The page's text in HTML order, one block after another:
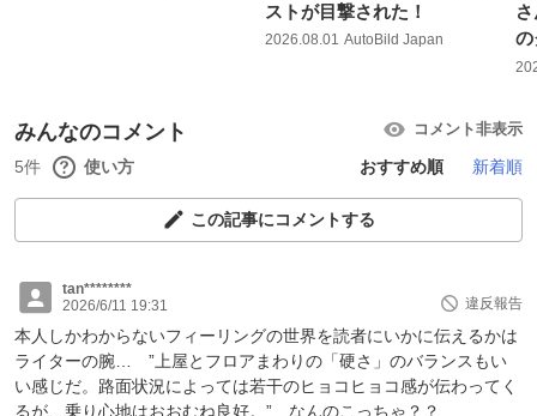
ストが目撃された！
2026.08.01 AutoBild Japan
の
みんなのコメント コメント非表示
5件 使い方 おすすめ順 新着順
この記事にコメントする
tan********
2026/6/11 19:31
違反報告
本人しかわからないフィーリングの世界を読者にいかに伝えるかは
ライターの腕… ”上屋とフロアまわりの「硬さ」のバランスもい
い感じだ。路面状況によっては若干のヒョコヒョコ感が伝わってく
るが、乗り心地はおおむね良好。” なんのこっちゃ？？